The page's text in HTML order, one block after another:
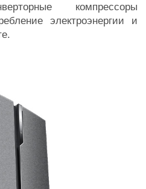
компрессоры
электроэнергии и